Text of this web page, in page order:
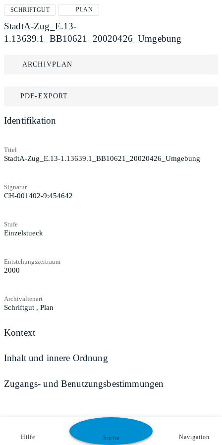
SCHRIFTGUT PLAN
StadtA-Zug_E.13-
1.13639.1_BB10621_20020426_Umgebung
ARCHIVPLAN
PDF-EXPORT
Identifikation
Titel
StadtA-Zug_E.13-1.13639.1_BB10621_20020426_Umgebung
Signatur
CH-001402-9:454642
Stufe
Einzelstueck
Entstehungszeitraum
2000
Archivalienart
Schriftgut , Plan
Kontext
Inhalt und innere Ordnung
Zugangs- und Benutzungsbestimmungen
Hilfe Suche Navigation